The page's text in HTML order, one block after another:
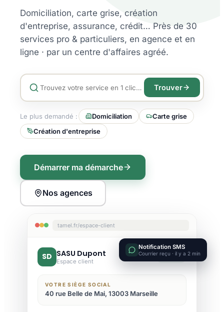
Domiciliation, carte grise, création
d'entreprise, assurance, crédit… Près de 30
services pro & particuliers, en agence et en
ligne · par un centre d'affaires agréé.
Trouver
Le plus demandé : Domiciliation
Carte grise
Création d'entreprise
Démarrer ma démarche
Nos agences
tamel.fr/espace-client
SD SASU Dupont
Espace client
Active
VOTRE SIÈGE SOCIAL
40 rue Belle de Mai, 13003 Marseille
Notification SMS
Courrier reçu · il y a 2 min